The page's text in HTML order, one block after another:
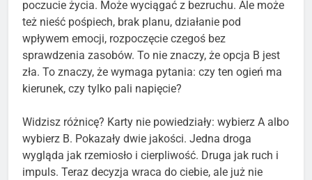
poczucie życia. Może wyciągać z bezruchu. Ale może
też nieść pośpiech, brak planu, działanie pod
wpływem emocji, rozpoczęcie czegoś bez
sprawdzenia zasobów. To nie znaczy, że opcja B jest
zła. To znaczy, że wymaga pytania: czy ten ogień ma
kierunek, czy tylko pali napięcie?
Widzisz różnicę? Karty nie powiedziały: wybierz A albo
wybierz B. Pokazały dwie jakości. Jedna droga
wygląda jak rzemiosło i cierpliwość. Druga jak ruch i
impuls. Teraz decyzja wraca do ciebie, ale już nie